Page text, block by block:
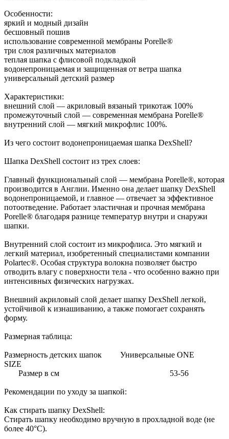
Особенности:
яркий и модный дизайн
бесшовный пошив
использование современной мембраны Porelle®
три слоя различных материалов
теплая шапка с флисовой подкладкой
водонепроницаемая и защищенная от ветра шапка
универсальный детский размер
Характеристики:
внешний слой — акриловый вязаный трикотаж 100%
промежуточный слой — современная мембрана Porelle®
внутренний слой — мягкий микрофлис 100%.
Из чего состоит водонепроницаемая шапка DexShell?
Шапка DexShell состоит из трех слоев:
Главный функциональный слой — мембрана Porelle®, которая
производится в Англии. Именно она делает шапку DexShell
водонепроницаемой, и главное — отвечает за эффективное
потоотведение. Работает эластичная и прочная мембрана
Porelle® благодаря разнице температур внутри и снаружи
шапки.
Внутренний слой состоит из микрофлиса. Это мягкий и
легкий материал, изобретенный специалистами компании
Polartec®. Особая структура волокна позволяет быстро
отводить влагу с поверхности тела - что особенно важно при
интенсивных физических нагрузках.
Внешний акриловый слой делает шапку DexShell легкой,
устойчивой к изнашиванию, а также помогает сохранять
форму.
Размерная таблица:
Размерность детских шапок Универсальные ONE
SIZE
Размер в см 53-56
Рекомендации по уходу за шапкой:
Как стирать шапку DexShell:
Стирать шапку необходимо вручную в прохладной воде (не
более 40°C).